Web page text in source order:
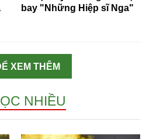
bay "Những Hiệp sĩ Nga"
XEM THÊM
NHIỀU